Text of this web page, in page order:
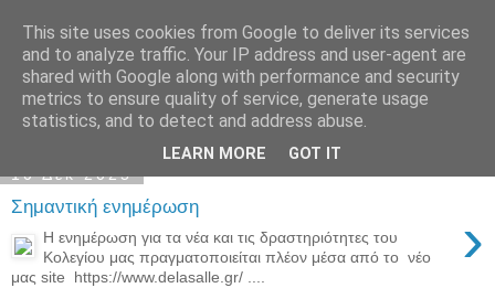
Παιδικός Σταθμός-
Νηπιαγωγείο "ΔΕΛΑΣΑΛ"
10 Δεκ 2025
Σημαντική ενημέρωση ›
Η ενημέρωση για τα νέα και τις δραστηριότητες του
Κολεγίου μας πραγματοποιείται πλέον μέσα από το νέο
μας site https://www.delasalle.gr/ ....
This site uses cookies from Google to deliver its services
and to analyze traffic. Your IP address and user-agent are
shared with Google along with performance and security
metrics to ensure quality of service, generate usage
statistics, and to detect and address abuse.
LEARN MORE GOT IT